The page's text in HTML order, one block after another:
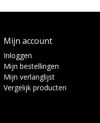
Mijn account
Inloggen
Mijn bestellingen
Mijn verlanglijst
Vergelijk producten